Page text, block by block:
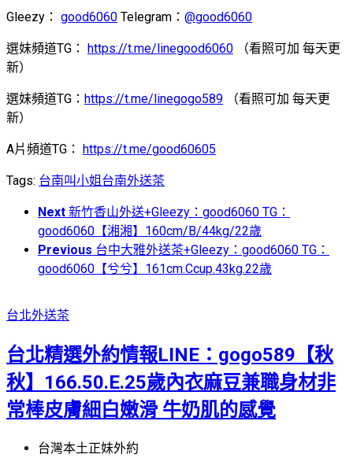
Gleezy： good6060 Telegram： @good6060
選妹頻道TG： https://t.me/linegood6060 （看照可加 每天更
新）
選妹頻道TG： https://t.me/linegogo589 （看照可加 每天更
新）
A片頻道TG： https://t.me/good60605
Tags: 台南叫小姐 台南外送茶
Next 新竹香山外送+Gleezy：good6060 TG：
good6060【湘湘】160cm/B/44kg/22歲
Previous 台中大雅外送茶+Gleezy：good6060 TG：
good6060【兮兮】161cm.Ccup.43kg.22歲
台北外送茶
台北精選外約情報LINE：gogo589【秋
秋】166.50.E.25歲內衣麻豆兼職身材非
常棒皮膚細白嫩滑 牛奶肌的感覺
台灣本土正妹外約